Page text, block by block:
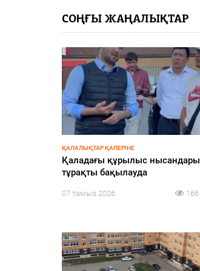
СОҢҒЫ ЖАҢАЛЫҚТАР
ҚАЛАЛЫҚТАР ҚАПЕРІНЕ
Қаладағы құрылыс нысандары
тұрақты бақылауда
07 тамыз 2026 166